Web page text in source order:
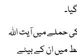
حملے میں آیت اللہ
میں ان کے بیٹے